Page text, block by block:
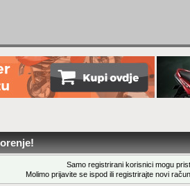
Samo registrirani korisnici mogu
Molimo prijavite se ispod ili registrirajte novi račun